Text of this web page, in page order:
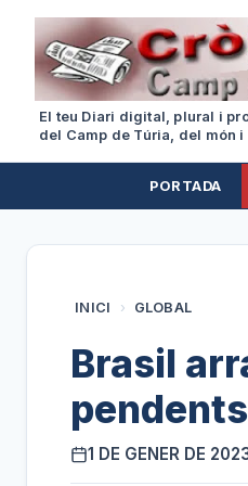
El teu Diari digital, plural i
del Camp de Túria, del món
PORTADA
INICI › GLOBAL
Brasil
1 DE GENER DE